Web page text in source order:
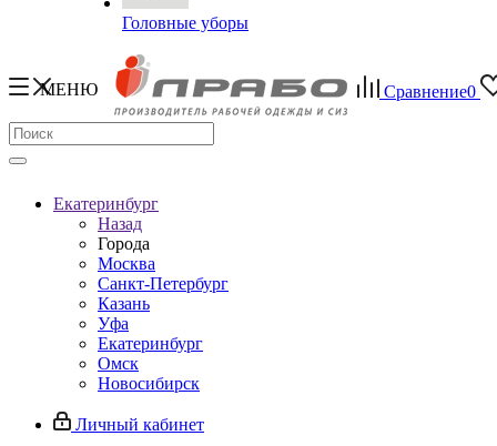
Головные уборы
МЕНЮ Сравнение0
Екатеринбург
Назад
Города
Москва
Санкт-Петербург
Казань
Уфа
Екатеринбург
Омск
Новосибирск
Личный кабинет